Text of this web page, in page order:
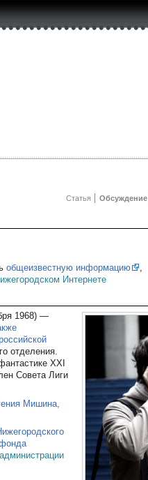
Статья Обсуждение
общеизвестную информацию
,
Интернете
1968) —
отделения.
ХХI
Совета Лиги
Мишина,